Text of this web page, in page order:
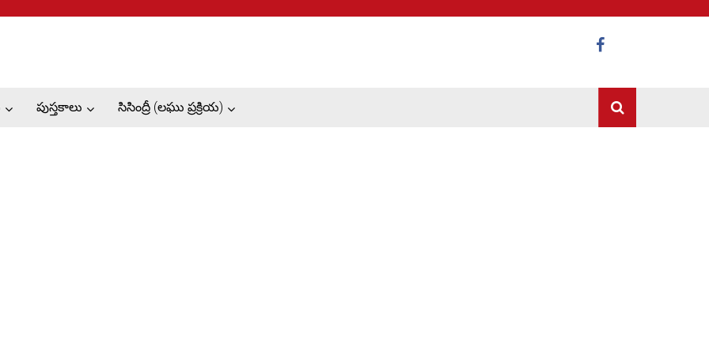
పుస్తకాలు సిసింద్రీ (లఘు ప్రక్రియ)